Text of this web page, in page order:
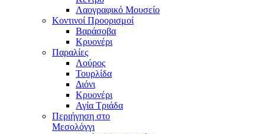
Λαογραφικό Μουσείο
Κοντινοί Προορισμοί
Βαράσοβα
Κρυονέρι
Παραλίες
Λούρος
Τουρλίδα
Διόνι
Κρυονέρι
Αγία Τριάδα
Περιήγηση στο
Μεσολόγγι